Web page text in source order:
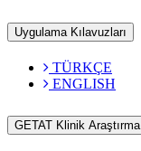
Uygulama Kılavuzları
TÜRKÇE
ENGLISH
GETAT Klinik Araştırma